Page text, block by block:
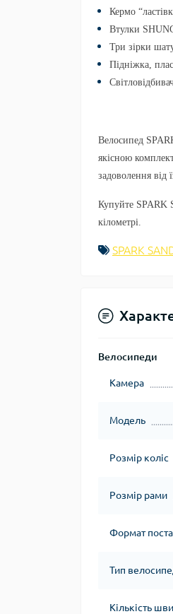
Кермо
Втулки
Три зірки
Підніжка,
Велосипед
якісною
задоволення від
Купуйте SPARK
кілометрі.
SPARK
Велосипеди
Камера
Модель
Розмір коліс
Розмір рами
Формат
Тип
Кількість